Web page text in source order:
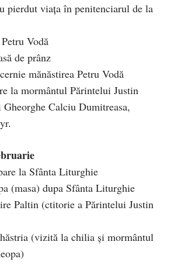
pierdut viața în penitenciarul de la
Vodă
de prânz
mănăstirea Petru Vodă
la mormântul Părintelui Justin
Calciu Dumitreasa,
la Sfânta Liturghie
(masa) dupa Sfânta Liturghie
Paltin (ctitorie a Părintelui Justin
(vizită la chilia și mormântul